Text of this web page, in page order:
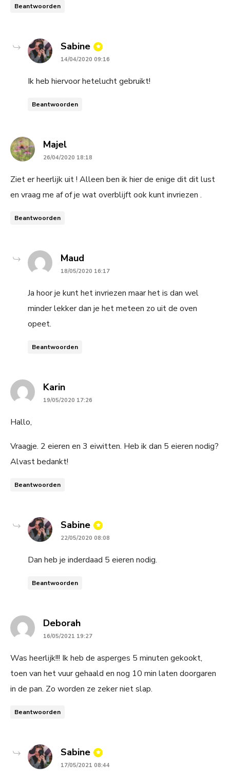
Beantwoorden
Sabine says:
14/04/2020 09:16
Ik heb hiervoor hetelucht gebruikt!
Beantwoorden
Majelsays:
26/04/2020 18:18
Ziet er heerlijk uit ! Alleen ben ik hier de enige dit dit lust
en vraag me af of je wat overblijft ook kunt invriezen .
Beantwoorden
Maud
18/05/2020 16:17
Ja hoor je kunt het invriezen maar het is dan wel
minder lekker dan je het meteen zo uit de oven
opeet.
Beantwoorden
Karinsays:
19/05/2020 17:26
Hallo,
Vraagje. 2 eieren en 3 eiwitten. Heb ik dan 5 eieren nodig?
Alvast bedankt!
Beantwoorden
Sabine says:
22/05/2020 08:08
Dan heb je inderdaad 5 eieren nodig.
Beantwoorden
Deborahsays:
16/05/2021 19:27
Was heerlijk!!! Ik heb de asperges 5 minuten gekookt,
toen van het vuur gehaald en nog 10 min laten doorgaren
in de pan. Zo worden ze zeker niet slap.
Beantwoorden
Sabine says:
17/05/2021 08:44